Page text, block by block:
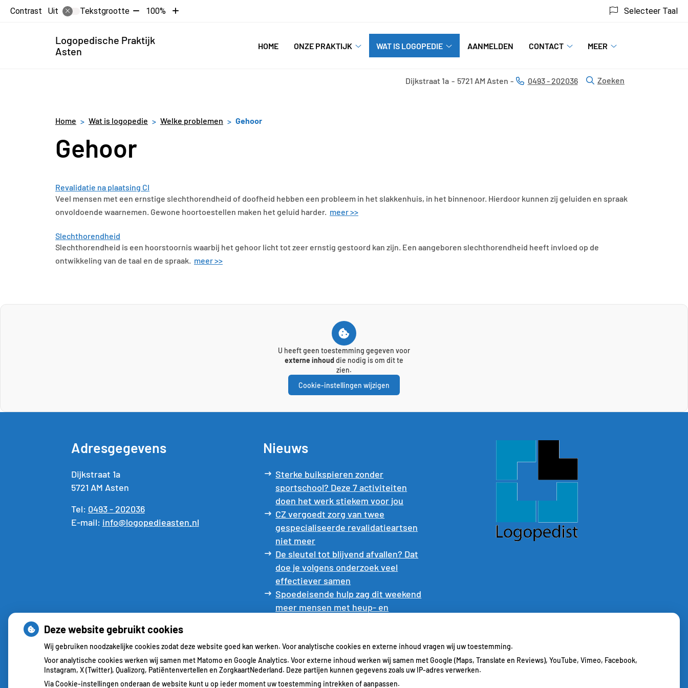
Contrast Uit Tekstgrootte Tekst
10%
100%
Tekst
Selecteer Taal
Logopedische Praktijk
Asten
HOME
ONZE PRAKTIJK
WAT IS LOGOPEDIE
submenu
AANMELDEN
CONTACT
MEER
Dijkstraat 1a 5721 AM Asten Tel:
0493 - 202036 Zoeken
Home Wat is logopedie Welke problemen Gehoor
Gehoor
Revalidatie na plaatsing CI
Veel mensen met een ernstige slechthorendheid of doofheid hebben een probleem in het slakkenhuis, in het binnenoor. Hierdoor kunnen zij geluiden en spraak
onvoldoende waarnemen. Gewone hoortoestellen maken het geluid harder. meer >>
Slechthorendheid
Slechthorendheid is een hoorstoornis waarbij het gehoor licht tot zeer ernstig gestoord kan zijn. Een aangeboren slechthorendheid heeft invloed op de
ontwikkeling van de taal en de spraak. meer >>
U heeft geen toestemming gegeven voor
externe inhouddie nodig is om dit te
zien.
Cookie-instellingen wijzigen
Adresgegevens
Dijkstraat 1a
5721 AM Asten
Tel: 0493 - 202036
E-mail: info@logopedieasten.nl
Nieuws
Sterke buikspieren zonder
sportschool? Deze 7 activiteiten
doen het werk stiekem voor jou
CZ vergoedt zorg van twee
gespecialiseerde revalidatieartsen
niet meer
De sleutel tot blijvend afvallen? Dat
doe je volgens onderzoek veel
effectiever samen
Spoedeisende hulp zag dit weekend
meer mensen met heup- en
waarom Erasmus MC patiënten het
park in stuurt
Deze website gebruikt cookies
Wij gebruiken noodzakelijke cookies zodat deze website goed kan werken. Voor analytische cookies en externe inhoud vragen wij uw toestemming.
Voor analytische cookies werken wij samen met Matomo en Google Analytics. Voor externe inhoud werken wij samen met Google (Maps, Translate en Reviews), YouTube, Vimeo, Facebook,
Instagram, X (Twitter), Qualizorg, Patiëntenvertellen en ZorgkaartNederland. Deze partijen kunnen gegevens zoals uw IP-adres verwerken.
Via Cookie-instellingen onderaan de website kunt u op ieder moment uw toestemming intrekken of aanpassen.